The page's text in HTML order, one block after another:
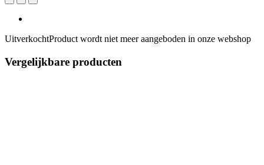
UitverkochtProduct wordt niet meer aangeboden in onze webshop
Vergelijkbare producten